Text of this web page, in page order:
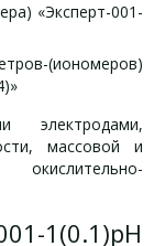
«Эксперт-001-
(иономеров)
электродами,
массовой и
1(0.1)рН